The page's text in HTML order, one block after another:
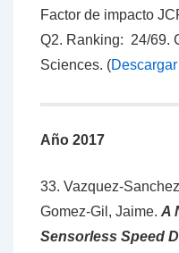
Factor de impacto
Q2. Ranking: 24/69.
Sciences. (
Año 2017
33. Vazquez-
Gomez-Gil, Jaime. A
Sensorless Speed